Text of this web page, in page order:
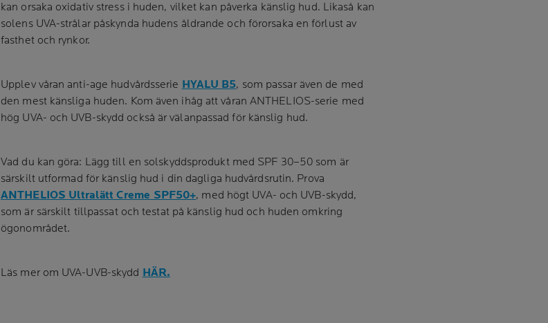
kan orsaka oxidativ stress i huden, vilket kan påverka känslig hud. Likaså kan
solens UVA-strålar påskynda hudens åldrande och förorsaka en förlust av
fasthet och rynkor.
Upplev våran anti-age hudvårdsserie HYALU B5, som passar även de med
den mest känsliga huden. Kom även ihåg att våran ANTHELIOS-serie med
hög UVA- och UVB-skydd också är välanpassad för känslig hud.
Vad du kan göra: Lägg till en solskyddsprodukt med SPF 30–50 som är
särskilt utformad för känslig hud i din dagliga hudvårdsrutin. Prova
ANTHELIOS Ultralätt Creme SPF50+, med högt UVA- och UVB-skydd,
som är särskilt tillpassat och testat på känslig hud och huden omkring
ögonområdet.
Läs mer om UVA-UVB-skydd HÄR.